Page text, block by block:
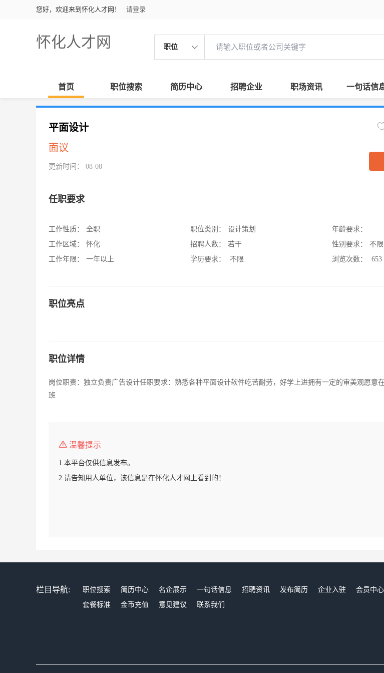
您好，欢迎来到怀化人才网！ 请登录
怀化人才网 职位
首页 职位搜索 简历中心 招聘企业 职场资讯 一句话信
平面设计
面议
更新时间： 08-08
任职要求
工作性质：
全职
工作区域：
怀化
工作年限：
一年以上
职位类别：
设计策划
招聘人数：
若干
学历要求：
不限
年龄要求：
性别要求：
不限
浏览次数：
653
职位亮点
职位详情
岗位职责：独立负责广告设计任职要求：熟悉各种平面设计软件吃苦耐劳，好学上进拥有一定的审美观愿意
班
温馨提示
1.本平台仅供信息发布。
2.请告知用人单位，该信息是在怀化人才网上看到的！
栏目导航: 职位搜索 简历中心 名企展示 一句话信息 招聘资讯 发布简历 企业入驻 会员中心
套餐标准
金币充值 意见建议 联系我们